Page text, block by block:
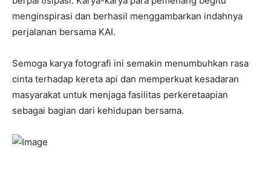
menginspirasi dan berhasil menggambarkan indahnya
perjalanan bersama KAI.
Semoga karya fotografi ini semakin menumbuhkan rasa
cinta terhadap kereta api dan memperkuat kesadaran
masyarakat untuk menjaga fasilitas perkeretaapian
sebagai bagian dari kehidupan bersama.